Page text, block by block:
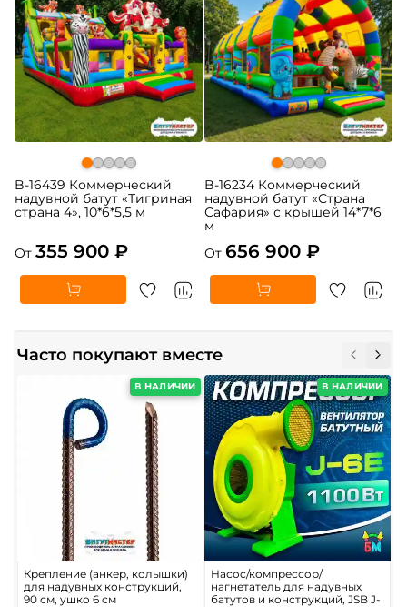
B-16439 Коммерческий
надувной батут «Тигриная
страна 4», 10*6*5,5 м
От 355 900 ₽
B-16234 Коммерческий
надувной батут «Страна
Сафария» с крышей 14*7*6
м
От 656 900 ₽
Часто покупают вместе
В НАЛИЧИИ
Крепление (анкер, колышки)
для надувных конструкций,
90 см, ушко 6 см
В НАЛИЧИИ
Насос/компрессор/
нагнетатель для надувных
батутов и конструкций, JSB J-